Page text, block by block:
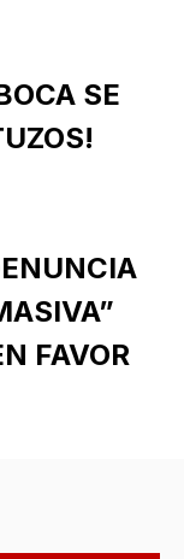
SE
FAVOR